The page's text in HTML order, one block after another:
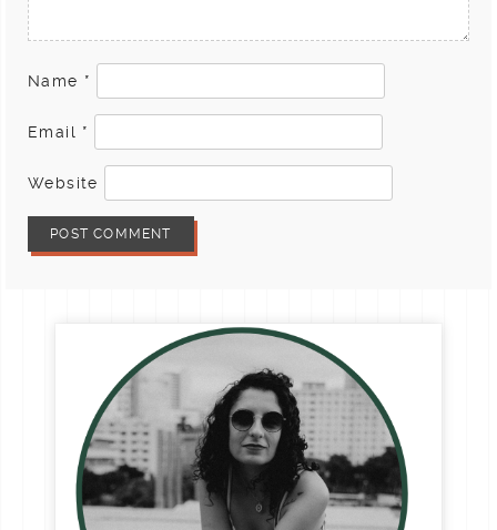
Name *
Email *
Website